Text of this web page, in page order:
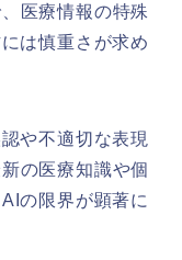
医療情報の特殊
は慎重さが求め
や不適切な表現
の医療知識や個
の限界が顕著に